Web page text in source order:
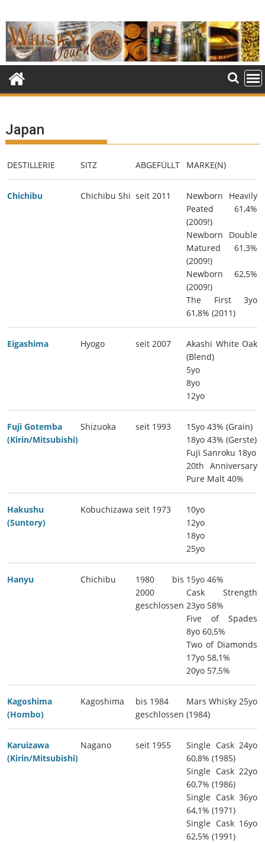
to
content
Japan
DESTILLERIE SITZ ABGEFÜLLT MARKE(N)
Chichibu Chichibu Shi seit 2011
Newborn Heavily
Peated 61,4%
(2009!)
Newborn Double
Matured 61,3%
(2009!)
Newborn 62,5%
(2009!)
The First 3yo
61,8% (2011)
Eigashima Hyogo seit 2007
Akashi White Oak
(Blend)
5yo
8yo
12yo
Fuji Gotemba
(Kirin/Mitsubishi)
Shizuoka seit 1993
15yo 43% (Grain)
18yo 43% (Gerste)
Fuji Sanroku 18yo
20th Anniversary
Pure Malt 40%
Hakushu
(Suntory)
Kobuchizawa seit 1973
10yo
12yo
18yo
25yo
Hanyu Chichibu
1980 bis
2000
geschlossen
15yo 46%
Cask Strength
23yo 58%
Five of Spades
8yo 60,5%
Two of Diamonds
17yo 58,1%
20yo 57,5%
Kagoshima
(Hombo)
Kagoshima
bis 1984
geschlossen
Mars Whisky 25yo
(1984)
Karuizawa
(Kirin/Mitsubishi)
Nagano seit 1955
Single Cask 24yo
60,8% (1985)
Single Cask 22yo
60,7% (1986)
Single Cask 36yo
64,1% (1971)
Single Cask 16yo
62,5% (1991)